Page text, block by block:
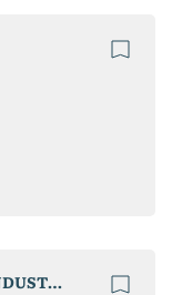
ALBAYRAK FOUNDRY AND METAL INDUSTRY